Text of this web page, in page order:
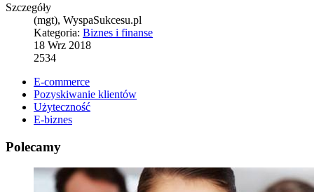
Szczegóły
(mgt), WyspaSukcesu.pl
Kategoria: Biznes i finanse
18 Wrz 2018
2534
E-commerce
Pozyskiwanie klientów
Użyteczność
E-biznes
Polecamy